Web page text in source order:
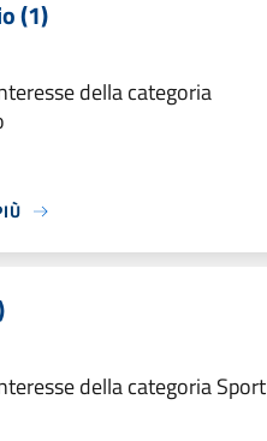
(1)
della categoria
della categoria Sport